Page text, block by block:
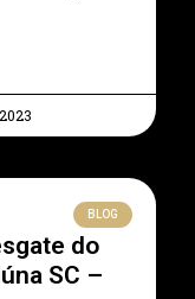
BLOG
do
SC –